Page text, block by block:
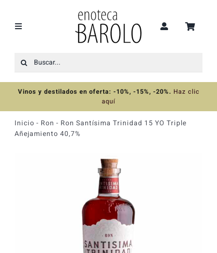
contenido
Toggle
Recomendaciones
Ofertas
Colecciones
Catas y Actividades
Buscar:
Vinos y destilados en oferta: -10%, -15%, -20%. Haz clic
aquí
Inicio - Ron - Ron Santísima Trinidad 15 YO Triple
Añejamiento 40,7%